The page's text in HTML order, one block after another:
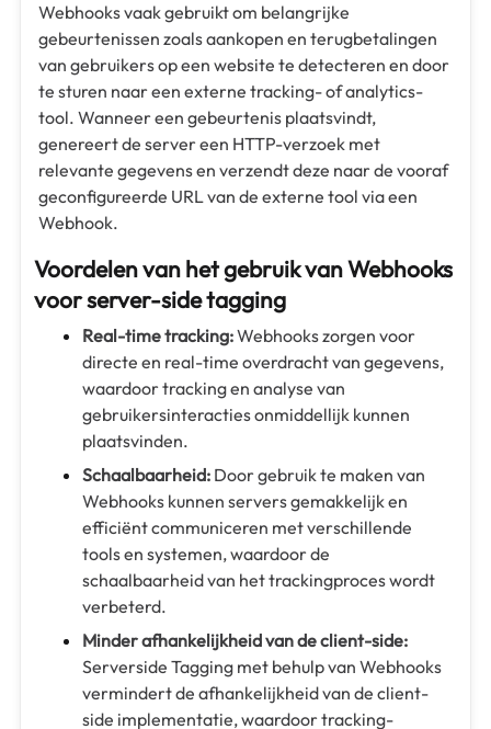
Webhooks vaak gebruikt om belangrijke
gebeurtenissen zoals aankopen en terugbetalingen
van gebruikers op een website te detecteren en door
te sturen naar een externe tracking- of analytics-
tool. Wanneer een gebeurtenis plaatsvindt,
genereert de server een HTTP-verzoek met
relevante gegevens en verzendt deze naar de vooraf
geconfigureerde URL van de externe tool via een
Webhook.
Voordelen van het gebruik van Webhooks
voor server-side tagging
Real-time tracking:Webhooks zorgen voor
directe en real-time overdracht van gegevens,
waardoor tracking en analyse van
gebruikersinteracties onmiddellijk kunnen
plaatsvinden.
Schaalbaarheid: Door gebruik te maken van
Webhooks kunnen servers gemakkelijk en
efficiënt communiceren met verschillende
tools en systemen, waardoor de
schaalbaarheid van het trackingproces wordt
verbeterd.
Minder afhankelijkheid van de client-side:
Serverside Tagging met behulp van Webhooks
vermindert de afhankelijkheid van de client-
side implementatie, waardoor tracking-